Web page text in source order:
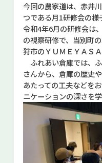
あかいがわ広報
お問い合せ
今回の農家道は、赤井
つである月1研修会の様
令和4年6月の研修会は
の視察研修で、当別町
狩市のＹＵＭＥＹＡＳ
ふれあい倉庫では、
さんから、倉庫の歴史
あたっての工夫などを
ニケーションの深さを学